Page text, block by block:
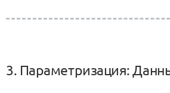
3. Параметризация: